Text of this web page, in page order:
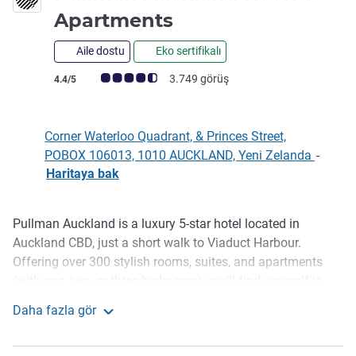
Apartments
Aile dostu Eko sertifikalı
Avis müşterileri puanı (ALL Puanlama)
4.4/5 3.749 görüş
Corner Waterloo Quadrant, & Princes Street,
POBOX 106013, 1010 AUCKLAND, Yeni Zelanda -
Haritaya bak
Açıklama
Pullman Auckland is a luxury 5-star hotel located in
Auckland CBD, just a short walk to Viaduct Harbour.
Offering over 300 stylish rooms, suites, and apartments
our executive lounge, a 25-metre lap pool, the on-site Luxe
Daha fazla gör